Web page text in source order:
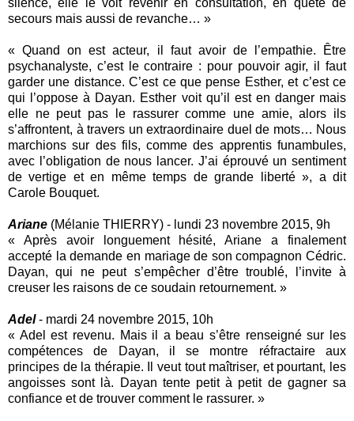
secours mais aussi de revanche… »
« Quand on est acteur, il faut avoir de l’empathie. Être
psychanalyste, c’est le contraire : pour pouvoir agir, il faut
garder une distance. C’est ce que pense Esther, et c’est ce
qui l’oppose à Dayan. Esther voit qu’il est en danger mais
elle ne peut pas le rassurer comme une amie, alors ils
s’affrontent, à travers un extraordinaire duel de mots… Nous
marchions sur des fils, comme des apprentis funambules,
avec l’obligation de nous lancer. J’ai éprouvé un sentiment
de vertige et en même temps de grande liberté », a dit
Carole Bouquet.
Ariane (Mélanie THIERRY) - lundi 23 novembre 2015, 9h
« Après avoir longuement hésité, Ariane a finalement
accepté la demande en mariage de son compagnon Cédric.
Dayan, qui ne peut s’empêcher d’être troublé, l’invite à
creuser les raisons de ce soudain retournement. »
Adel- mardi 24 novembre 2015, 10h
« Adel est revenu. Mais il a beau s’être renseigné sur les
compétences de Dayan, il se montre réfractaire aux
principes de la thérapie. Il veut tout maîtriser, et pourtant, les
angoisses sont là. Dayan tente petit à petit de gagner sa
confiance et de trouver comment le rassurer. »